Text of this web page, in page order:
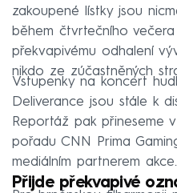
zakoupené lístky jsou
během čtvrtečního
překvapivému odhalení
nikdo ze zúčastněných
Vstupenky na koncert
Deliverance jsou stále k
Reportáž pak přineseme
pořadu CNN Prima
mediálním partnerem akce.
Přijde překvapivé